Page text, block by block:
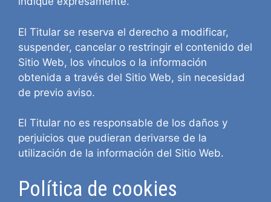
El Titular se reserva el derecho a modificar,
suspender, cancelar o restringir el contenido del
Sitio Web, los vínculos o la información
obtenida a través del Sitio Web, sin necesidad
de previo aviso.
El Titular no es responsable de los daños y
perjuicios que pudieran derivarse de la
utilización de la información del Sitio Web.
Política de cookies